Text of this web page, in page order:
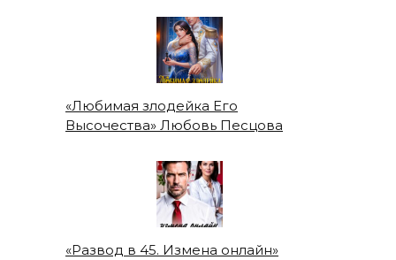
«Любимая злодейка Его
Высочества» Любовь Песцова
«Развод в 45. Измена онлайн»